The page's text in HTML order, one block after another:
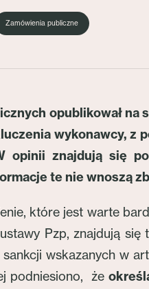
Zamówienia publiczne
opublikował
wykonawcy, z
znajdują się
te nie wnoszą
które jest warte
Pzp, znajdują się
wskazanych w
podniesiono, że